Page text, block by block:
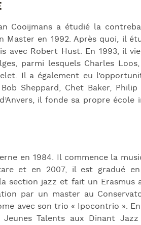
Cooijmans a étudié la
en 1992. Après quoi, il
avec Robert Hust. En 1993, il
parmi lesquels Charles
Il a également eu
Sheppard, Chet Baker, Philip
il fonde sa propre
en 1984. Il commence la
et en 2007, il est gradué en
section jazz et fait un Erasmus
par un master au
avec son trio « Ipocontrio ».
Jeunes Talents aux Dinant